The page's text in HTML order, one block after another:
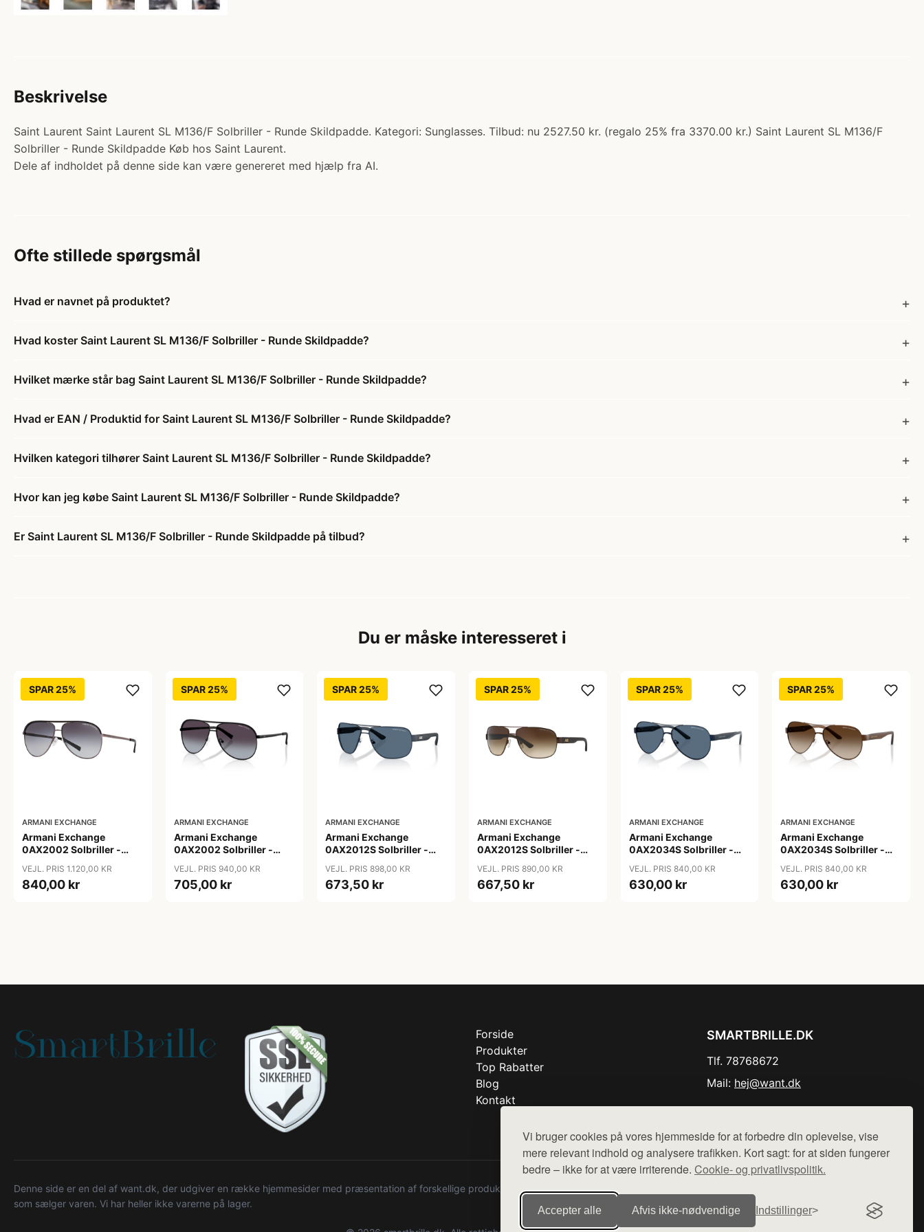
Vi bruger cookies på vores hjemmeside for at forbedre din oplevelse, vise
mere relevant indhold og analysere trafikken. Kort sagt: for at siden fungerer
bedre – ikke for at være irriterende. Cookie- og privatlivspolitik.
Accepter alle Afvis ikke‑nødvendige Indstillinger
Beskrivelse
Saint Laurent Saint Laurent SL M136/F Solbriller - Runde Skildpadde. Kategori: Sunglasses. Tilbud: nu 2527.50 kr. (regalo 25% fra 3370.00 kr.) Saint Laurent SL M136/F
Solbriller - Runde Skildpadde Køb hos Saint Laurent.
Dele af indholdet på denne side kan være genereret med hjælp fra AI.
Ofte stillede spørgsmål
Hvad er navnet på produktet?
Hvad koster Saint Laurent SL M136/F Solbriller - Runde Skildpadde?
Hvilket mærke står bag Saint Laurent SL M136/F Solbriller - Runde Skildpadde?
Hvad er EAN / Produktid for Saint Laurent SL M136/F Solbriller - Runde Skildpadde?
Hvilken kategori tilhører Saint Laurent SL M136/F Solbriller - Runde Skildpadde?
Hvor kan jeg købe Saint Laurent SL M136/F Solbriller - Runde Skildpadde?
Er Saint Laurent SL M136/F Solbriller - Runde Skildpadde på tilbud?
Du er måske interesseret i
SPAR 25%
ARMANI EXCHANGE
Armani Exchange
0AX2002 Solbriller -
Polariserede Linser
VEJL. PRIS 1.120,00 KR
840,00 kr
SPAR 25%
ARMANI EXCHANGE
Armani Exchange
0AX2002 Solbriller -
VEJL. PRIS 940,00 KR
705,00 kr
SPAR 25%
ARMANI EXCHANGE
Armani Exchange
0AX2012S Solbriller -
VEJL. PRIS 898,00 KR
673,50 kr
SPAR 25%
ARMANI EXCHANGE
Armani Exchange
0AX2012S Solbriller -
VEJL. PRIS 890,00 KR
667,50 kr
SPAR 25%
ARMANI EXCHANGE
Armani Exchange
0AX2034S Solbriller -
VEJL. PRIS 840,00 KR
630,00 kr
SPAR 25%
ARMANI EXCHANGE
Armani Exchange
0AX2034S Solbriller -
VEJL. PRIS 840,00 KR
630,00 kr
Forside
Produkter
Top Rabatter
Blog
Kontakt
SMARTBRILLE.DK
Tlf. 78768672
Mail: hej@want.dk
Denne side er en del af want.dk, der udgiver en række hjemmesider med præsentation af forskellige produkter fra diverse webshops. Der sælges ikke varer fra denne side - vi henviser til de shops,
som sælger varen. Vi har heller ikke varerne på lager.